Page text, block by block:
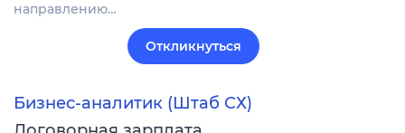
направлению…
Откликнуться
Бизнес-аналитик (Штаб СХ)